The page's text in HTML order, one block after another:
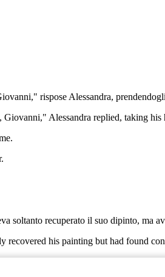
rispose Alessandra,
Alessandra replied, taking his
soltanto recuperato il suo dipinto, ma
recovered his painting but had found